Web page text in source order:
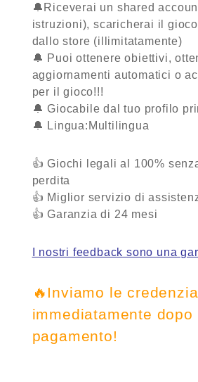
🔔Riceverai un shared
istruzioni), scaricherai il
dallo store (illimitatamente)
🔔 Puoi ottenere obiettivi,
aggiornamenti automatici o
per il gioco!!!
🔔 Giocabile dal tuo profilo
🔔 Lingua:Multilingua
👍 Giochi legali al 100%
perdita
👍 Miglior servizio di
👍 Garanziadi 24 mesi
I nostri feedback sono una
🔥Inviamo le
immediatamente dopo
pagamento!